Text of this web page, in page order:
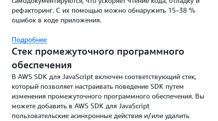
рефакторинг. С их помощью можно обнаружить 15–38 %
ошибок в коде приложения.
Подробнее
Стек промежуточного программного
обеспечения
В AWS SDK для JavaScript включен соответствующий стек,
который позволяет настраивать поведение SDK путем
изменения промежуточного программного обеспечения. Вы
можете добавить в AWS SDK для JavaScript
пользовательские асинхронные действия и/или удалить